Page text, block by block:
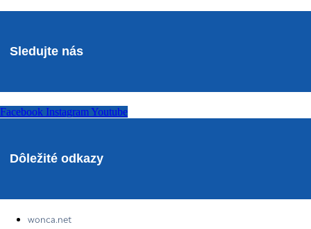
Sledujte nás
Facebook Instagram Youtube
Dôležité odkazy
wonca.net